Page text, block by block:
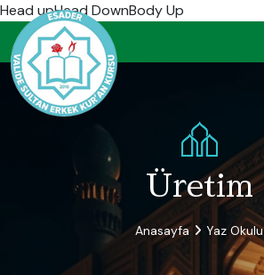
Head upHead DownBody Up
Üretim
Anasayfa Yaz Okulu